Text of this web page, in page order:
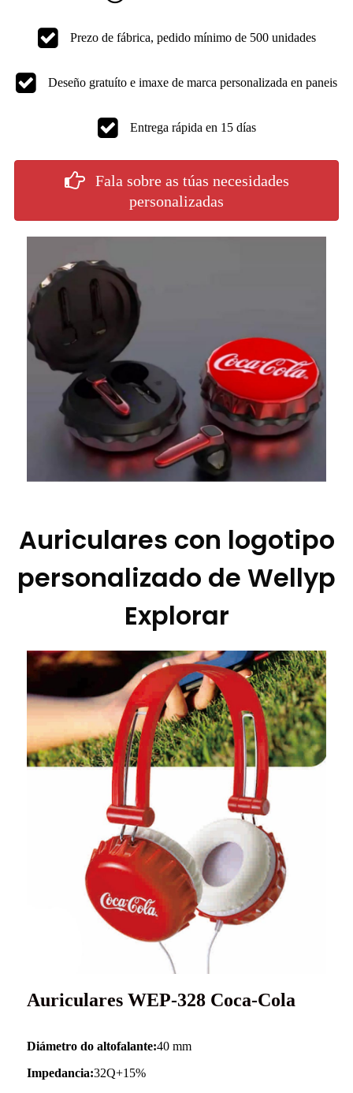
Prezo de fábrica, pedido mínimo de 500 unidades
Deseño gratuíto e imaxe de marca personalizada en paneis
Entrega rápida en 15 días
Fala sobre as túas necesidades
personalizadas
Auriculares con logotipo
personalizado de Wellyp
Explorar
Auriculares WEP-328 Coca-Cola
Diámetro do altofalante:40 mm
Impedancia:32Q+15%